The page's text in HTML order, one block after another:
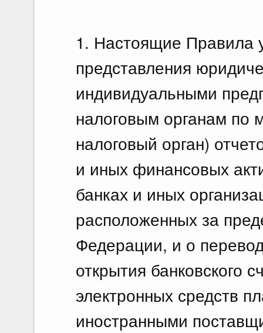
1. Настоящие Правила
представления
индивидуальными
налоговым органам по
налоговый орган)
и иных финансовых
банках и иных
расположенных за
Федерации, и о
открытия банковского
электронных средств
иностранными